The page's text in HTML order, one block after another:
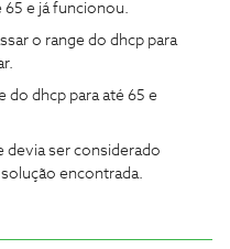
e já funcionou.
o range do dhcp para
do dhcp para até 65 e
devia ser considerado
encontrada.